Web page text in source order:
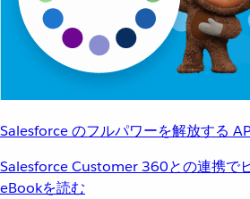
Salesforce のフルパワーを解放する
Salesforce Customer 360との連携で
eBookを読む